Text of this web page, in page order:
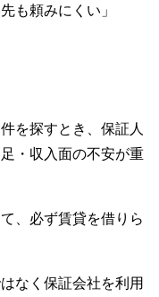
も頼みにくい」
を探すとき、保証人
・収入面の不安が重
、必ず賃貸を借りら
なく保証会社を利用